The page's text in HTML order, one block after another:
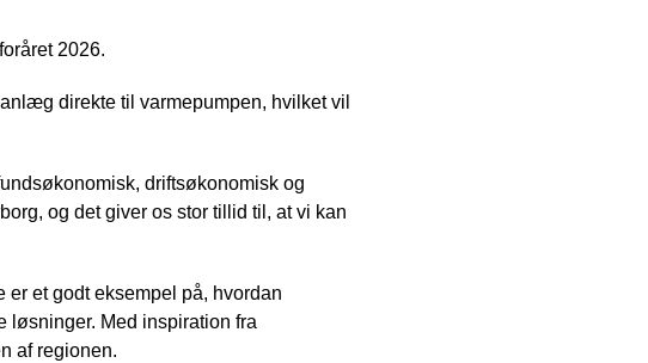
2026.
direkte til varmepumpen, hvilket vil
driftsøkonomisk og
og det giver os stor tillid til, at vi kan
et godt eksempel på, hvordan
løsninger. Med inspiration fra
af regionen.